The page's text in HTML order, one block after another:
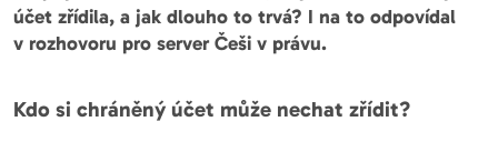
účet zřídila, a jak dlouho to trvá? I na to odpovídal
v rozhovoru pro server Češi v právu.
Kdo si chráněný účet může nechat zřídit?